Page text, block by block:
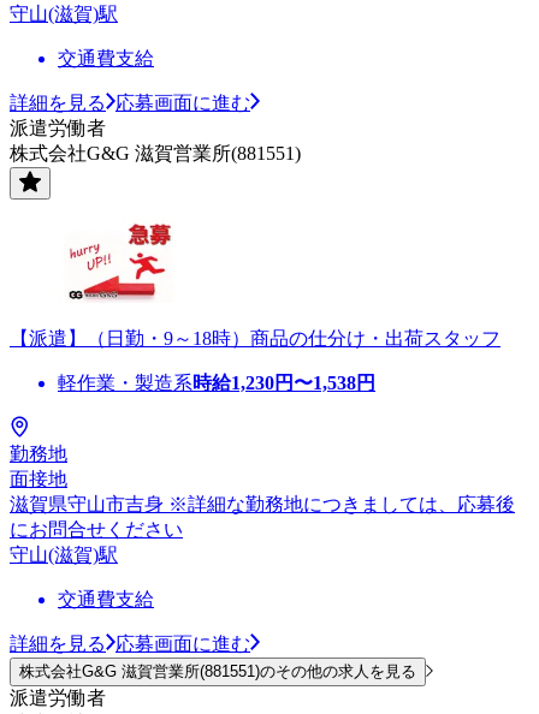
守山(滋賀)駅
交通費支給
詳細を見る
応募画面に進む
派遣労働者
株式会社G&G 滋賀営業所(881551)
【派遣】（日勤・9～18時）商品の仕分け・出荷スタッフ
軽作業・製造系時給1,230円〜1,538円
勤務地
面接地
滋賀県守山市吉身 ※詳細な勤務地につきましては、応募後
にお問合せください
守山(滋賀)駅
交通費支給
詳細を見る 応募画面に進む
株式会社G&G 滋賀営業所(881551)のその他の求人を見る
派遣労働者